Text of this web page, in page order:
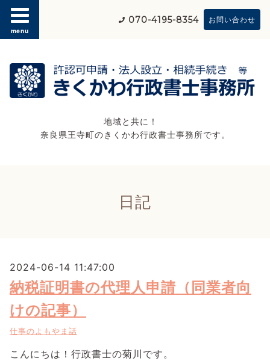
menu
070-4195-8354 お問い合わせ
地域と共に！
奈良県王寺町のきくかわ行政書士事務所です。
日記
2024-06-14 11:47:00
納税証明書の代理人申請（同業者向
けの記事）
仕事のよもやま話
こんにちは！行政書士の菊川です。